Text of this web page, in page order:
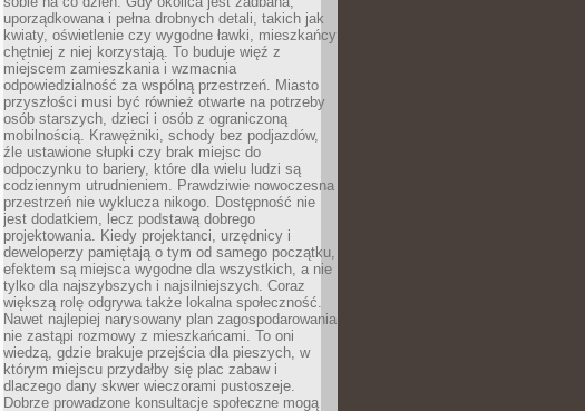
uporządkowana i pełna drobnych detali, takich jak
kwiaty, oświetlenie czy wygodne ławki, mieszkańcy
chętniej z niej korzystają. To buduje więź z
miejscem zamieszkania i wzmacnia
odpowiedzialność za wspólną przestrzeń. Miasto
przyszłości musi być również otwarte na potrzeby
osób starszych, dzieci i osób z ograniczoną
mobilnością. Krawężniki, schody bez podjazdów,
źle ustawione słupki czy brak miejsc do
odpoczynku to bariery, które dla wielu ludzi są
codziennym utrudnieniem. Prawdziwie nowoczesna
przestrzeń nie wyklucza nikogo. Dostępność nie
jest dodatkiem, lecz podstawą dobrego
projektowania. Kiedy projektanci, urzędnicy i
deweloperzy pamiętają o tym od samego początku,
efektem są miejsca wygodne dla wszystkich, a nie
tylko dla najszybszych i najsilniejszych. Coraz
większą rolę odgrywa także lokalna społeczność.
Nawet najlepiej narysowany plan zagospodarowania
nie zastąpi rozmowy z mieszkańcami. To oni
wiedzą, gdzie brakuje przejścia dla pieszych, w
którym miejscu przydałby się plac zabaw i
dlaczego dany skwer wieczorami pustoszeje.
Dobrze prowadzone konsultacje społeczne mogą